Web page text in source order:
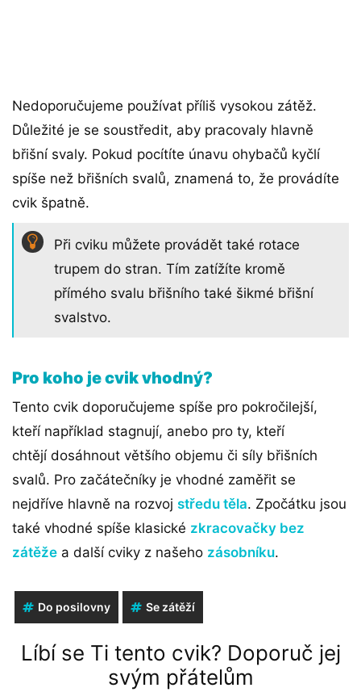
Nedoporučujeme používat příliš vysokou zátěž.
Důležité je se soustředit, aby pracovaly hlavně
břišní svaly. Pokud pocítíte únavu ohybačů kyčlí
spíše než břišních svalů, znamená to, že provádíte
cvik špatně.
Při cviku můžete provádět také rotace
trupem do stran. Tím zatížíte kromě
přímého svalu břišního také šikmé břišní
svalstvo.
Pro koho je cvik vhodný?
Tento cvik doporučujeme spíše pro pokročilejší,
kteří například stagnují, anebo pro ty, kteří
chtějí dosáhnout většího objemu či síly břišních
svalů. Pro začátečníky je vhodné zaměřit se
nejdříve hlavně na rozvoj středu těla. Zpočátku jsou
také vhodné spíše klasické zkracovačky bez
zátěže a další cviky z našeho zásobníku.
Do posilovny Se zátěží
Líbí se Ti tento cvik? Doporuč jej
svým přátelům